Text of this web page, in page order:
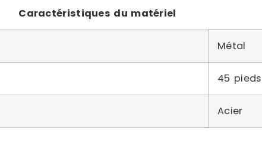
Caractéristiques du matériel
Métal
45 pieds
Acier